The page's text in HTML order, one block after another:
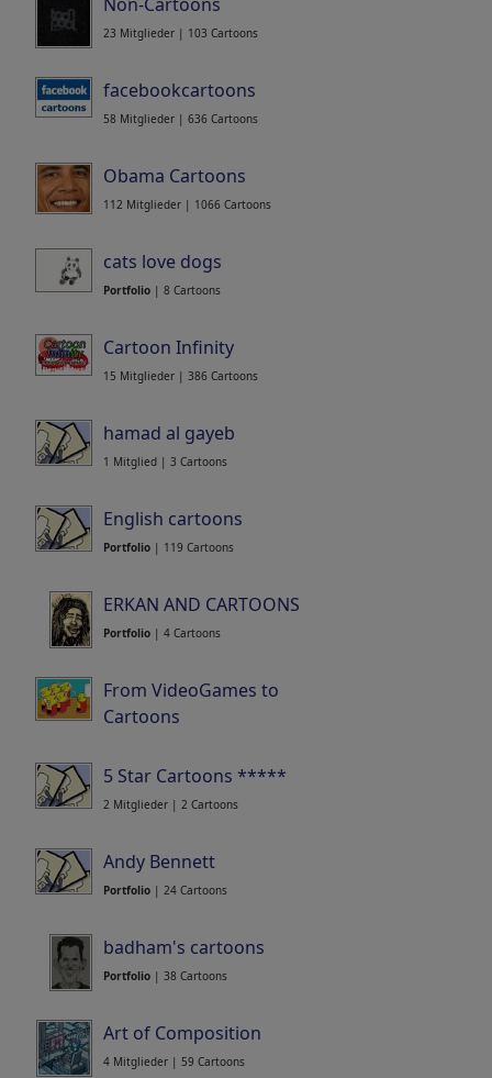
23 Mitglieder | 103 Cartoons
facebookcartoons
58 Mitglieder | 636 Cartoons
Obama Cartoons
112 Mitglieder | 1066 Cartoons
cats love dogs
Portfolio | 8 Cartoons
Cartoon Infinity
15 Mitglieder | 386 Cartoons
hamad al gayeb
1 Mitglied | 3 Cartoons
English cartoons
Portfolio | 119 Cartoons
ERKAN AND CARTOONS
Portfolio | 4 Cartoons
From VideoGames to
Cartoons
5 Star Cartoons *****
2 Mitglieder | 2 Cartoons
Andy Bennett
Portfolio | 24 Cartoons
badham's cartoons
Portfolio | 38 Cartoons
Art of Composition
4 Mitglieder | 59 Cartoons